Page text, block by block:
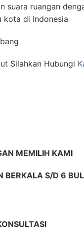
suara ruangan
kota di Indonesia
Silahkan Hubungi
MEMILIH KAMI
BERKALA S/D 6